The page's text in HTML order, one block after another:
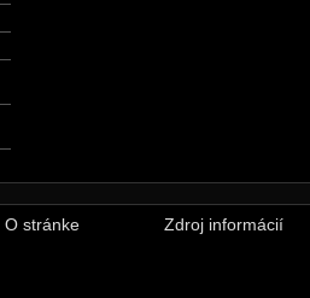
O stránke Zdroj informácií